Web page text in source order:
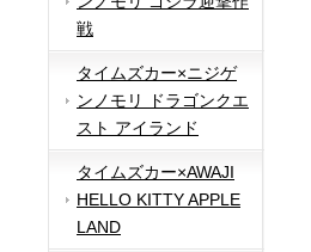
戦
タイムズカー×ニジゲ
ンノモリ ドラゴンクエ
スト アイランド
タイムズカー×AWAJI
HELLO KITTY APPLE
LAND